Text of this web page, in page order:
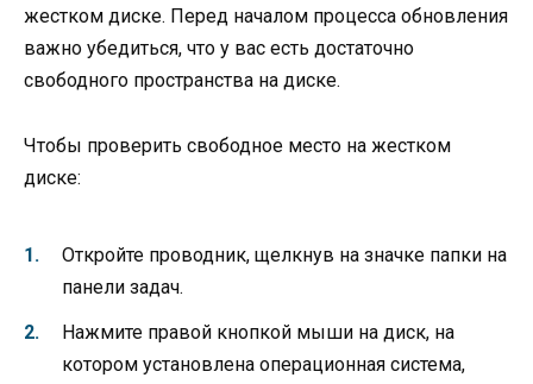
жестком диске. Перед началом процесса обновления
важно убедиться, что у вас есть достаточно
свободного пространства на диске.
Чтобы проверить свободное место на жестком
диске:
Откройте проводник, щелкнув на значке папки на
панели задач.
Нажмите правой кнопкой мыши на диск, на
котором установлена операционная система,